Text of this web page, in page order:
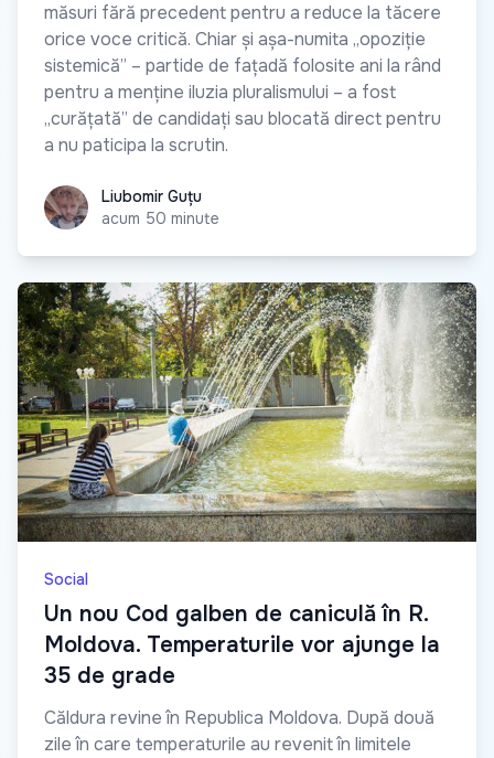
măsuri fără precedent pentru a reduce la tăcere
orice voce critică. Chiar și așa-numita „opoziție
sistemică” – partide de fațadă folosite ani la rând
pentru a menține iluzia pluralismului – a fost
„curățată” de candidați sau blocată direct pentru
a nu paticipa la scrutin.
Liubomir Guțu
Liubomir Guțu
acum 50 minute
Social
Un nou Cod galben de caniculă în R.
Moldova. Temperaturile vor ajunge la
35 de grade
Căldura revine în Republica Moldova. După două
zile în care temperaturile au revenit în limitele